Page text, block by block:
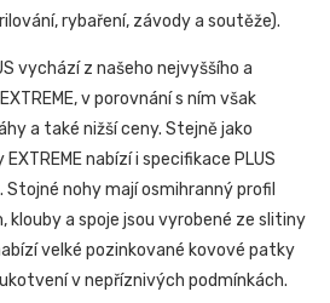
rybaření, závody a soutěže).
vychází z našeho nejvyššího a
v porovnání s ním však
a také nižší ceny. Stejně jako
nabízí i specifikace PLUS
nohy mají osmihranný profil
klouby a spoje jsou vyrobené ze slitiny
velké pozinkované kovové patky
v nepříznivých podmínkách.